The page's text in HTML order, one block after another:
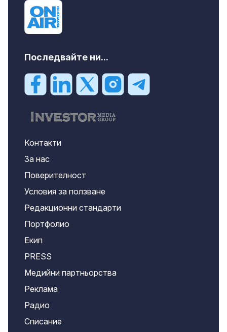
Последвайте ни...
Контакти
За нас
Поверителност
Условия за ползване
Редакционни стандарти
Портфолио
Екип
PRESS
Медийни партньорства
Реклама
Радио
Списание